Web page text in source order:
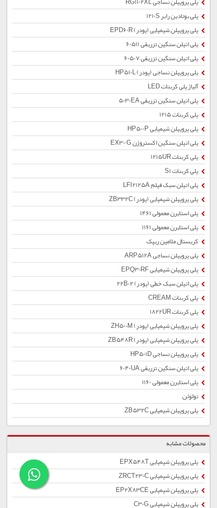
پلی بوتادین رابر 1210S
پلی پروپیلن شیمیایی (پودر) EPD60R
پلی اتیلن سنگین تزریقی 60511
پلی اتیلن سنگین تزریقی 60507
پلی پروپیلن نساجی (پودر) HP510L
آلیاژ پلی کربنات LED
پلی اتیلن سنگین تزریقی 5030EA
پلی کربنات 1215
پلی پروپیلن شیمیایی HP500P
پلی اتیلن سنگین اکستروژن EX3-G
پلی کربنات 1215UR
پلی کربنات S1
پلی اتیلن سبک فیلم LFI2125A
پلی پروپیلن شیمیایی (پودر) ZB332C
پلی استایرن معمولی 1461
پلی استایرن معمولی 1161
کریستال ملامین ریپک
پلی پروپیلن نساجی ARP512A
پلی پروپیلن شیمیایی EPQ30RF
پلی اتیلن سبک خطی (پودر) 22B02
پلی کربنات CREAM
پلی کربنات 1822UR
پلی پروپیلن شیمیایی (پودر) ZH500M
پلی پروپیلن شیمیایی (پودر) ZB548R
پلی پروپیلن نساجی HP501D
پلی اتیلن سنگین تزریقی 6040UA
پلی استایرن معمولی 1160
تولوئن
پلی پروپیلن شیمیایی ZB532C
محصولات مشابه
پلی پروپیلن شیمیایی EPX548T
پلی پروپیلن شیمیایی ZRCT230C
پلی پروپیلن شیمیایی EP2X83CE
پلی پروپیلن شیمیایی C30G